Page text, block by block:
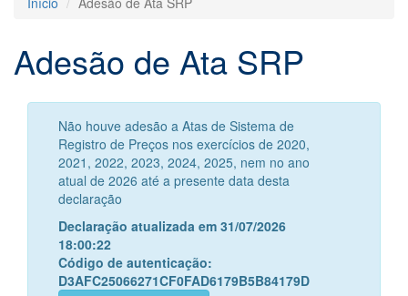
Adesão de Ata SRP
Não houve adesão a Atas de Sistema de
Registro de Preços nos exercícios de 2020,
2021, 2022, 2023, 2024, 2025, nem no ano
atual de 2026 até a presente data desta
declaração
Declaração atualizada em 31/07/2026
18:00:22
Código de autenticação:
D3AFC25066271CF0FAD6179B5B84179D